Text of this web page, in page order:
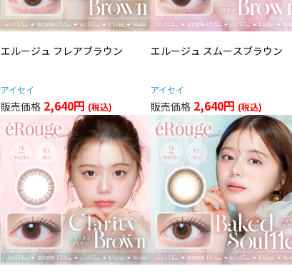
エルージュ フレアブラウン
アイセイ
2,640円
エルージュ スムースブラウン
アイセイ
2,640円